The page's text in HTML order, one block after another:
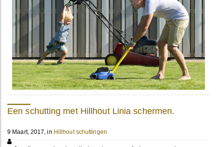
Een schutting met Hillhout Linia schermen.
9 Maart, 2017, in Hillhout schuttingen